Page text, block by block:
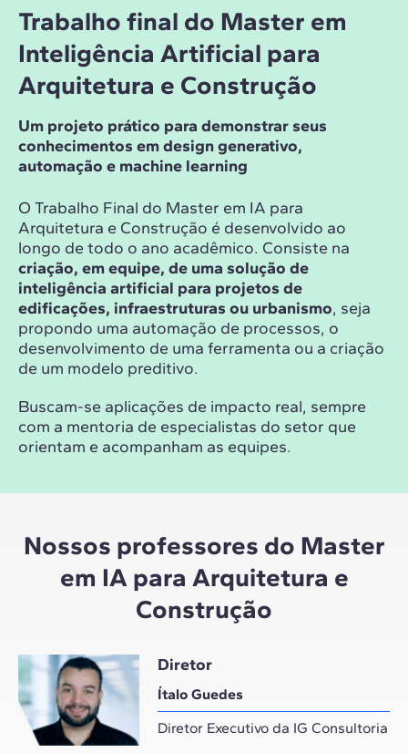
Trabalho final do Master em
Inteligência Artificial para
Arquitetura e Construção
Um projeto prático para demonstrar seus
conhecimentos em design generativo,
automação e machine learning
O Trabalho Final do Master em IA para
Arquitetura e Construção é desenvolvido ao
longo de todo o ano acadêmico. Consiste na
criação, em equipe, de uma solução de
inteligência artificial para projetos de
edificações, infraestruturas ou urbanismo, seja
propondo uma automação de processos, o
desenvolvimento de uma ferramenta ou a criação
de um modelo preditivo.
Buscam-se aplicações de impacto real, sempre
com a mentoria de especialistas do setor que
orientam e acompanham as equipes.
Nossos professores do Master
em IA para Arquitetura e
Construção
Diretor
Ítalo Guedes
Diretor Executivo da IG Consultoria